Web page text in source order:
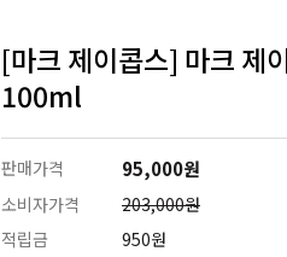
[마크 제이콥스] 마크 제
100ml
판매가격 95,000원
소비자가격
203,000원
적립금
950원